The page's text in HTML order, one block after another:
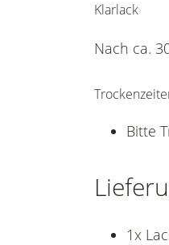
Klarlack
Nach ca.
Bitte
1x